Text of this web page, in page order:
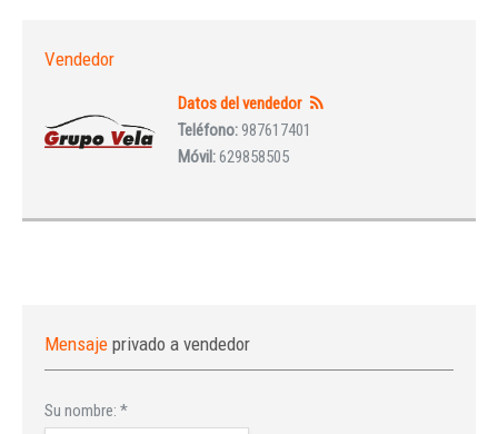
Vendedor
Datos del vendedor
Teléfono:987617401
Móvil:629858505
Mensaje privado a vendedor
Su nombre: *